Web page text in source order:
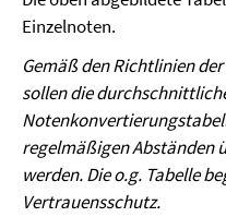
Einzelnoten.
Gemäß den Richtlinien
sollen die
regelmäßigen Abständen
werden. Die o.g. Tabelle
Vertrauensschutz.